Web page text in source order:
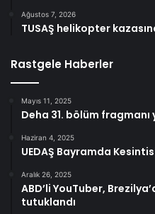
Ağustos 7, 2026
TUSAŞ helikopter
Rastgele Haberler
Mayıs 11, 2025
Deha 31. bölüm fragmanı
Haziran 4, 2025
UEDAŞ Bayramda
Aralık 26, 2025
ABD’li YouTuber,
tutuklandı